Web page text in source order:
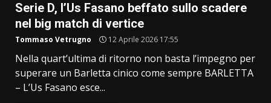
Serie D, l’Us Fasano beffato sullo scadere
nel big match di vertice
Tommaso Vetrugno 12 Aprile 2026 17:55
Nella quart’ultima di ritorno non basta l’impegno per
superare un Barletta cinico come sempre BARLETTA
– L’Us Fasano esce...